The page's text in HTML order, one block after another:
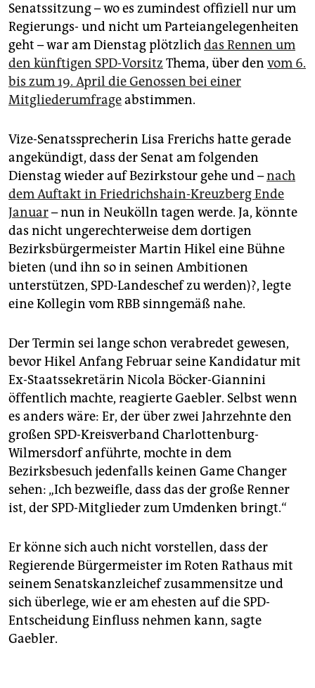
Senatssitzung – wo es zumindest offiziell nur um
Regierungs- und nicht um Parteiangelegenheiten
geht – war am Dienstag plötzlichdas Rennen um
den künftigen SPD-Vorsitz Thema, über den vom 6.
bis zum 19. April die Genossen bei einer
Mitgliederumfrageabstimmen.
Vize-Senatssprecherin Lisa Frerichs hatte gerade
angekündigt, dass der Senat am folgenden
Dienstag wieder auf Bezirkstour gehe und –nach
dem Auftakt in Friedrichshain-Kreuzberg Ende
Januar– nun in Neukölln tagen werde. Ja, könnte
das nicht ungerechterweise dem dortigen
Bezirksbürgermeister Martin Hikel eine Bühne
bieten (und ihn so in seinen Ambitionen
unterstützen, SPD-Landeschef zu werden)?, legte
eine Kollegin vom RBB sinngemäß nahe.
Der Termin sei lange schon verabredet gewesen,
bevor Hikel Anfang Februar seine Kandidatur mit
Ex-Staatssekretärin Nicola Böcker-Giannini
öffentlich machte, reagierte Gaebler. Selbst wenn
es anders wäre: Er, der über zwei Jahrzehnte den
großen SPD-Kreisverband Charlottenburg-
Wilmersdorf anführte, mochte in dem
Bezirksbesuch jedenfalls keinen Game Changer
sehen: „Ich bezweifle, dass das der große Renner
ist, der SPD-Mitglieder zum Umdenken bringt.“
Er könne sich auch nicht vorstellen, dass der
Regierende Bürgermeister im Roten Rathaus mit
seinem Senatskanzleichef zusammensitze und
sich überlege, wie er am ehesten auf die SPD-
Entscheidung Einfluss nehmen kann, sagte
Gaebler.